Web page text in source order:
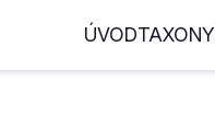
ÚVODTAXONY